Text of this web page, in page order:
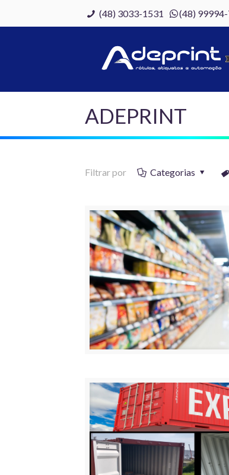
(48) 3033-1531 (48)
ADEPRINT
Filtrar por Categorias